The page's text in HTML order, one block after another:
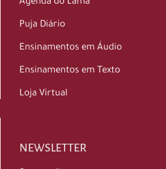
Puja Diário
Ensinamentos em Áudio
Ensinamentos em Texto
Loja Virtual
NEWSLETTER